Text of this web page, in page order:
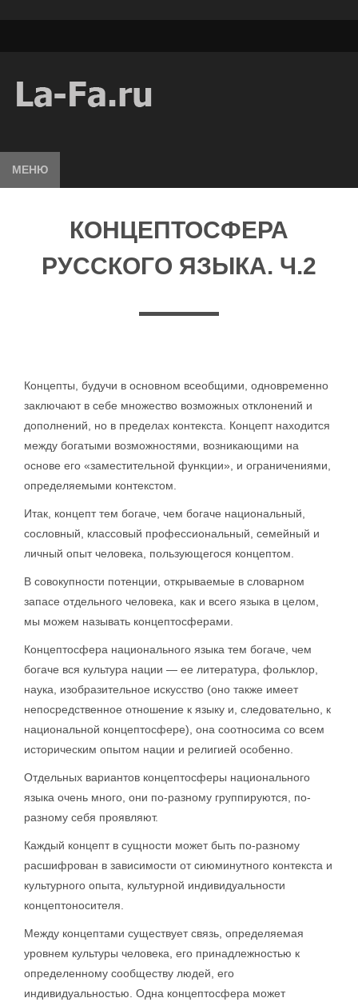
МЕНЮ
КОНЦЕПТОСФЕРА
РУССКОГО ЯЗЫКА. Ч.2
Концепты, будучи в основном всеобщими, одновременно
заключают в себе множество возможных отклонений и
дополнений, но в пределах контекста. Концепт находится
между богатыми возможностями, возникающими на
основе его «заместительной функции», и ограничениями,
определяемыми контекстом.
Итак, концепт тем богаче, чем богаче национальный,
сословный, классовый профессиональный, семейный и
личный опыт человека, пользующегося концептом.
В совокупности потенции, открываемые в словарном
запасе отдельного человека, как и всего языка в целом,
мы можем называть концептосферами.
Концептосфера национального языка тем богаче, чем
богаче вся культура нации — ее литература, фольклор,
наука, изобразительное искусство (оно также имеет
непосредственное отношение к языку и, следовательно, к
национальной концептосфере), она соотносима со всем
историческим опытом нации и религией особенно.
Отдельных вариантов концептосферы национального
языка очень много, они по-разному группируются, по-
разному себя проявляют.
Каждый концепт в сущности может быть по-разному
расшифрован в зависимости от сиюминутного контекста и
культурного опыта, культурной индивидуальности
концептоносителя.
Между концептами существует связь, определяемая
уровнем культуры человека, его принадлежностью к
определенному сообществу людей, его
индивидуальностью. Одна концептосфера может